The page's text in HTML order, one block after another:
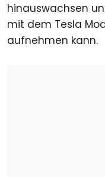
hinauswachsen
mit dem Tesla
aufnehmen kann.